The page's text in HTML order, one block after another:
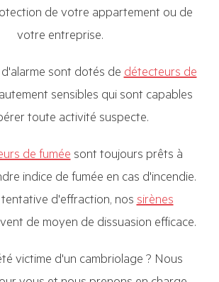
de votre appartement ou de
votre entreprise.
sont dotés dedétecteurs de
sensibles qui sont capables
toute activité suspecte.
de fuméesont toujours prêts à
indice de fumée en cas d'incendie.
tentative d'effraction, nossirènes
de moyen de dissuasion efficace.
victime d'un cambriolage ? Nous